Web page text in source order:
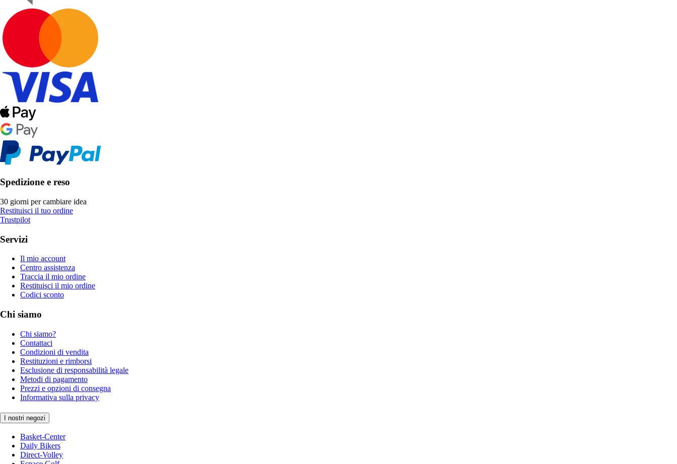
Spedizione e reso
30 giorni per cambiare idea
Restituisci il tuo ordine
Trustpilot
Servizi
Il mio account
Centro assistenza
Traccia il mio ordine
Restituisci il mio ordine
Codici sconto
Chi siamo
Chi siamo?
Contattaci
Condizioni di vendita
Restituzioni e rimborsi
Esclusione di responsabilità legale
Metodi di pagamento
Prezzi e opzioni di consegna
Informativa sulla privacy
I nostri negozi
Basket-Center
Daily Bikers
Direct-Volley